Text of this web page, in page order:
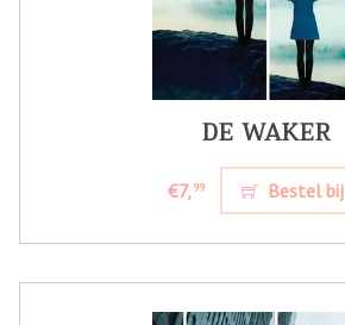
DE WAKER
€7,99 Bestel bij